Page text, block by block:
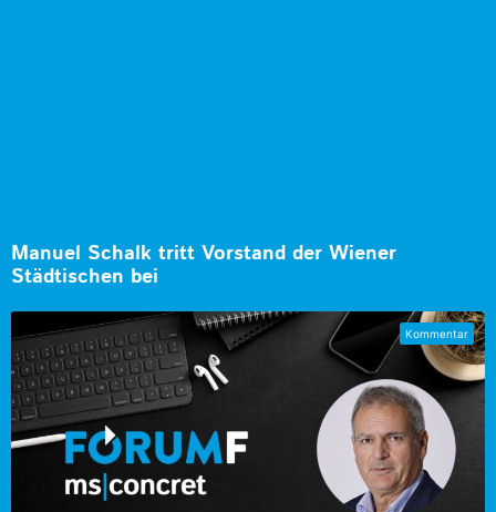
Manuel Schalk tritt Vorstand der Wiener
Städtischen bei